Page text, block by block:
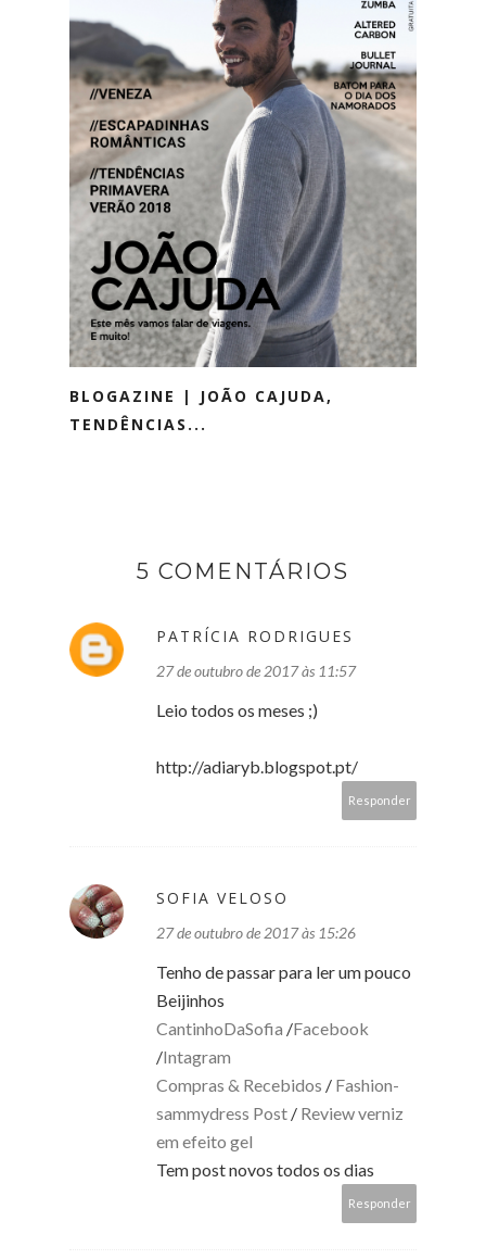
BLOGAZINE | JOÃO CAJUDA,
TENDÊNCIAS...
5 COMENTÁRIOS
PATRÍCIA RODRIGUES
27 de outubro de 2017 às 11:57
Leio todos os meses ;)
http://adiaryb.blogspot.pt/
Responder
SOFIA VELOSO
27 de outubro de 2017 às 15:26
Tenho de passar para ler um pouco
Beijinhos
CantinhoDaSofia /Facebook
/Intagram
Compras & Recebidos / Fashion-
sammydress Post / Review verniz
em efeito gel
Tem post novos todos os dias
Responder